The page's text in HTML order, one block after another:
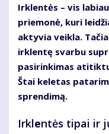
Irklentės – vis
priemonė, kuri
aktyvia veikla.
irklentę svarbu
pasirinkimas
Štai keletas
sprendimą.
Irklentės tipai ir